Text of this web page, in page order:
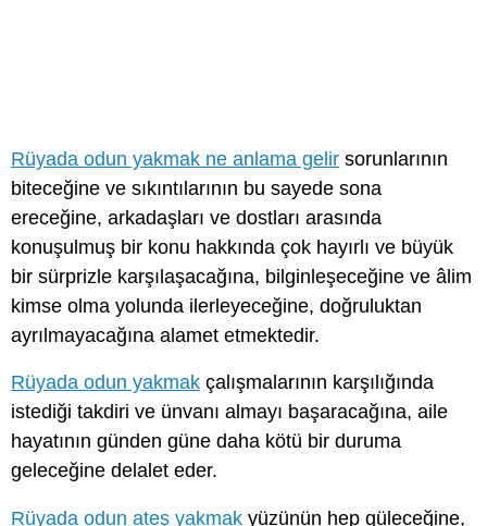
Rüyada odun yakmak ne anlama gelir sorunlarının
biteceğine ve sıkıntılarının bu sayede sona
ereceğine, arkadaşları ve dostları arasında
konuşulmuş bir konu hakkında çok hayırlı ve büyük
bir sürprizle karşılaşacağına, bilginleşeceğine ve âlim
kimse olma yolunda ilerleyeceğine, doğruluktan
ayrılmayacağına alamet etmektedir.
Rüyada odun yakmak çalışmalarının karşılığında
istediği takdiri ve ünvanı almayı başaracağına, aile
hayatının günden güne daha kötü bir duruma
geleceğine delalet eder.
Rüyada odun ateş yakmak yüzünün hep güleceğine,